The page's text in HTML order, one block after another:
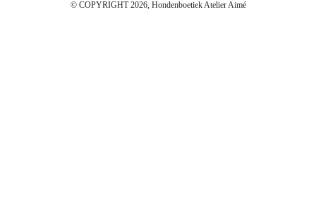
© COPYRIGHT 2026, Hondenboetiek Atelier Aimé